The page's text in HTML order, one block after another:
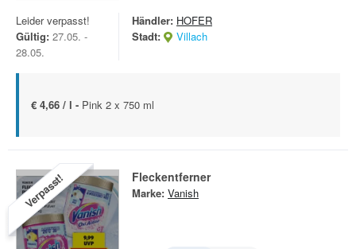
Leider verpasst!
Gültig: 27.05. -
28.05.
Händler: HOFER
Stadt:
Villach
€ 4,66 / l - Pink 2 x 750 ml
Verpasst! Fleckentferner
Marke: Vanish